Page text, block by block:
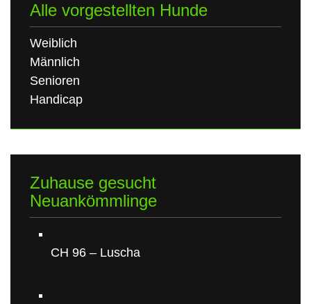
Alle vorgestellten Hunde
Weiblich
Männlich
Senioren
Handicap
Zuhause gesucht
Neuankömmlinge
CH 96 – Luscha